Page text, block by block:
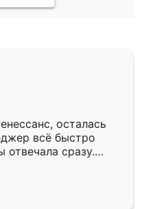
осталась
всё быстро
отвечала сразу.
подошёл к
Собрали
аккуратно, даже